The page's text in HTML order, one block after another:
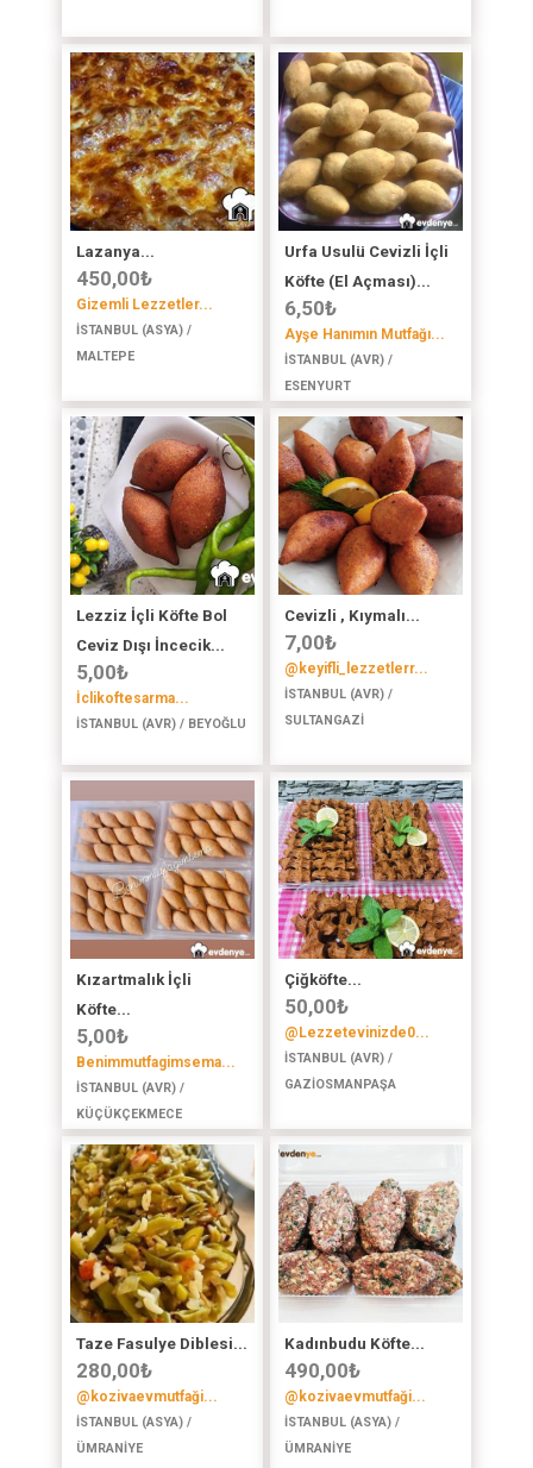
Lazanya...
450,00₺
Gizemli Lezzetler...
İSTANBUL (ASYA) /
MALTEPE
Urfa Usulü Cevizli İçli
Köfte (El Açması)...
6,50₺
Ayşe Hanımın Mutfağı...
İSTANBUL (AVR) /
ESENYURT
Lezziz İçli Köfte Bol
Ceviz Dışı İncecik...
5,00₺
İclikoftesarma...
İSTANBUL (AVR) / BEYOĞLU
Cevizli , Kıymalı...
7,00₺
@keyifli_lezzetlerr...
İSTANBUL (AVR) /
SULTANGAZİ
Kızartmalık İçli
Köfte...
5,00₺
Benimmutfagimsema...
İSTANBUL (AVR) /
KÜÇÜKÇEKMECE
Çiğköfte...
50,00₺
@Lezzetevinizde0...
İSTANBUL (AVR) /
GAZİOSMANPAŞA
Taze Fasulye Diblesi...
280,00₺
@kozivaevmutfaği...
İSTANBUL (ASYA) /
ÜMRANİYE
Kadınbudu Köfte...
490,00₺
@kozivaevmutfaği...
İSTANBUL (ASYA) /
ÜMRANİYE